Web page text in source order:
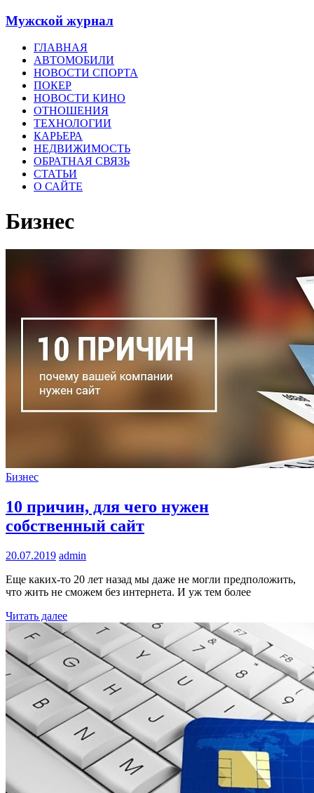
Мужской журнал
ГЛАВНАЯ
АВТОМОБИЛИ
НОВОСТИ СПОРТА
ПОКЕР
НОВОСТИ КИНО
ОТНОШЕНИЯ
ТЕХНОЛОГИИ
КАРЬЕРА
НЕДВИЖИМОСТЬ
ОБРАТНАЯ СВЯЗЬ
СТАТЬИ
О САЙТЕ
Бизнес
Бизнес
10 причин, для чего нужен
собственный сайт
20.07.2019 admin
Еще каких-то 20 лет назад мы даже не могли предположить,
что жить не сможем без интернета. И уж тем более
Читать далее